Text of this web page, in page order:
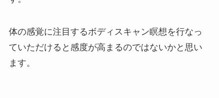
体の感覚に注目するボディスキャン瞑想を行なっ
ていただけると感度が高まるのではないかと思い
ます。